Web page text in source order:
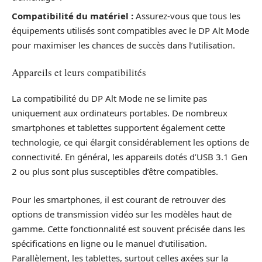
Compatibilité du matériel : Assurez-vous que tous les
équipements utilisés sont compatibles avec le DP Alt Mode
pour maximiser les chances de succès dans l’utilisation.
Appareils et leurs compatibilités
La compatibilité du DP Alt Mode ne se limite pas
uniquement aux ordinateurs portables. De nombreux
smartphones et tablettes supportent également cette
technologie, ce qui élargit considérablement les options de
connectivité. En général, les appareils dotés d’USB 3.1 Gen
2 ou plus sont plus susceptibles d’être compatibles.
Pour les smartphones, il est courant de retrouver des
options de transmission vidéo sur les modèles haut de
gamme. Cette fonctionnalité est souvent précisée dans les
spécifications en ligne ou le manuel d’utilisation.
Parallèlement, les tablettes, surtout celles axées sur la